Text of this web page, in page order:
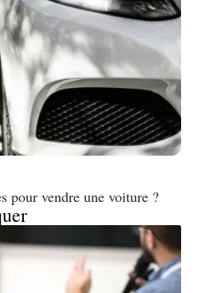
pour vendre une voiture ?